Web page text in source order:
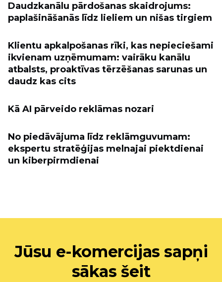
Daudzkanālu pārdošanas skaidrojums:
paplašināšanās līdz lieliem un nišas tirgiem
Klientu apkalpošanas rīki, kas nepieciešami
ikvienam uzņēmumam: vairāku kanālu
atbalsts, proaktīvas tērzēšanas sarunas un
daudz kas cits
Kā AI pārveido reklāmas nozari
No piedāvājuma līdz reklāmguvumam:
ekspertu stratēģijas melnajai piektdienai
un kiberpirmdienai
Jūsu e-komercijas sapņi
sākas šeit